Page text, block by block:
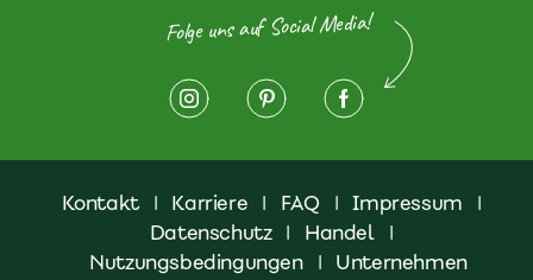
Folge uns auf Social Media!
Kontakt | Karriere | FAQ | Impressum
|
Datenschutz | Handel
|
Nutzungsbedingungen
| Unternehmen